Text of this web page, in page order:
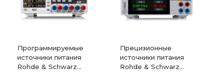
Программируемые
источники питания
Rohde & Schwarz
Прецизионные
источники питания
Rohde & Schwarz